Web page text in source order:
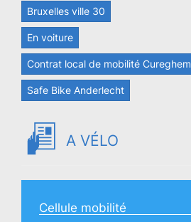
Bruxelles ville 30
En voiture
Contrat local de mobilité Cureghem
Safe Bike Anderlecht
A VÉLO
Cellule mobilité